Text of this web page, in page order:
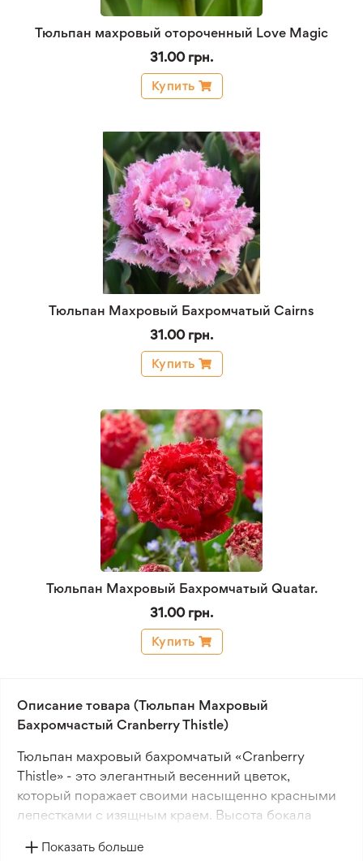
Тюльпан махровый отороченный Love Magic
31.00 грн.
Купить
Тюльпан Махровый Бахромчатый Cairns
31.00 грн.
Купить
Тюльпан Махровый Бахромчатый Quatar.
31.00 грн.
Купить
Описание товара (Тюльпан Махровый
Бахромчастый Cranberry Thistle)
Тюльпан махровый бахромчатый «Cranberry
Thistle» - это элегантный весенний цветок,
который поражает своими насыщенно красными
лепестками с изящным краем. Высота бокала
выразительный акцент в саду. Высота растения
Показать больше